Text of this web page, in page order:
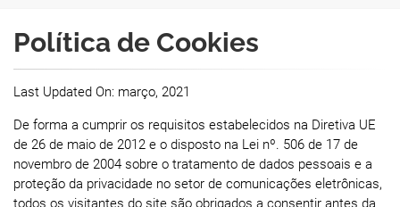
Política de Cookies
Last Updated On: março, 2021
De forma a cumprir os requisitos estabelecidos na Diretiva UE
de 26 de maio de 2012 e o disposto na Lei nº. 506 de 17 de
novembro de 2004 sobre o tratamento de dados pessoais e a
proteção da privacidade no setor de comunicações eletrônicas,
todos os visitantes do site são obrigados a consentir antes da